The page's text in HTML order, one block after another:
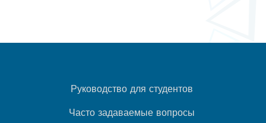
Руководство для студентов
Часто задаваемые вопросы